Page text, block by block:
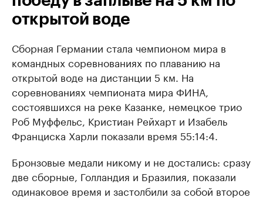
открытой воде
Сборная Германии стала чемпионом мира в
командных соревнованиях по плаванию на
открытой воде на дистанции 5 км. На
соревнованиях чемпионата мира ФИНА,
состоявшихся на реке Казанке, немецкое трио
Роб Муффельс, Кристиан Рейхарт и Изабель
Франциска Харли показали время 55:14:4.
Бронзовые медали никому и не достались: сразу
две сборные, Голландия и Бразилия, показали
одинаковое время и застолбили за собой второе